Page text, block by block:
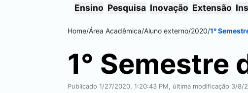
Ensino Pesquisa Inovação Extensão
Home/Área Acadêmica/Aluno externo/2020/1°
1° Semestre
Publicado 1/27/2020, 1:20:43 PM, última modificação 3/8/